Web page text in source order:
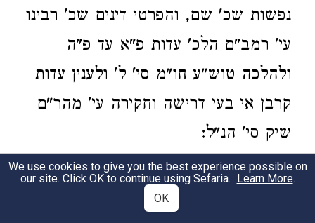
נפשות שכ' שם, והפרטי דינים שכ' רבינו
עי' רמב"ם הלכ' עדות פ"א עד פ"ה
ולהלכה טוש"ע חו"מ סי' ל' ולענין עדות
קרבן אי בעי דרישה וחקירה עי' מהר"ם
שיק סי' הנ"ל:
Positive Commandments 110:1
We use cookies to give you the best experience possible on
our site. Click OK to continue using Sefaria. Learn More.
OK